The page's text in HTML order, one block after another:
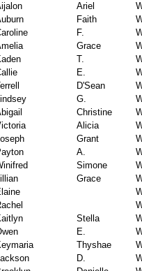
Ariel
Faith
F.
Grace
T.
E.
D'Sean
G.
Christine
Alicia
Grant
A.
Simone
Grace
Stella
E.
Thyshae
D.